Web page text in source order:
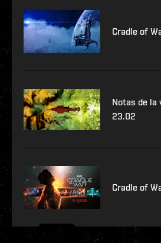
Cradle of
Notas de la
23.02
Cradle of